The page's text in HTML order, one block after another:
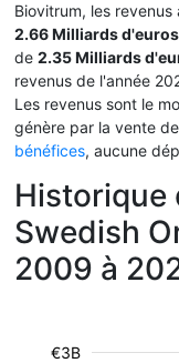
Biovitrum, les
2.66 Milliards d'euros
de 2.35 Milliards
revenus de l'année
Les revenus sont le
génère par la vente
bénéfices, aucune
Historique
Swedish
2009 à
€3B